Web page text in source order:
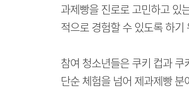
과제빵을 진로로 고민하고 있
적으로 경험할 수 있도록 하기
참여 청소년들은 쿠키 컵과
단순 체험을 넘어 제과제빵